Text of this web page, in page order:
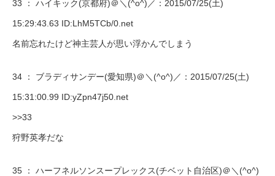
33 ： ハイキック(京都府)＠＼(^o^)／ ：2015/07/25(土)
15:29:43.63 ID:LhM5TCb/0.net
名前忘れたけど神主芸人が思い浮かんでしまう
34 ： ブラディサンデー(愛知県)＠＼(^o^)／ ：2015/07/25(土)
15:31:00.99 ID:yZpn47j50.net
>>33
狩野英孝だな
35 ： ハーフネルソンスープレックス(チベット自治区)＠＼(^o^)